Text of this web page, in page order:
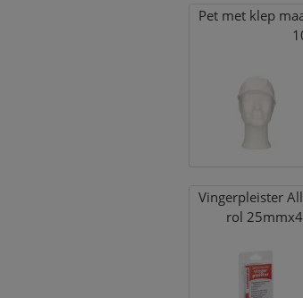
Pet met klep
Vingerpleister
rol